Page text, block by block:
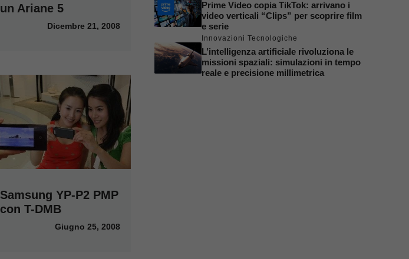
un Ariane 5
Dicembre 21, 2008
Samsung YP-P2 PMP
con T-DMB
Giugno 25, 2008
Prime Video copia TikTok: arrivano i
video verticali “Clips” per scoprire film
e serie
Innovazioni Tecnologiche
L’intelligenza artificiale rivoluziona le
missioni spaziali: simulazioni in tempo
reale e precisione millimetrica